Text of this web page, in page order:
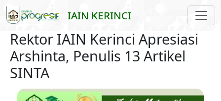
Skip to main content
IAIN KERINCI
Rektor IAIN Kerinci Apresiasi
Arshinta, Penulis 13 Artikel
SINTA